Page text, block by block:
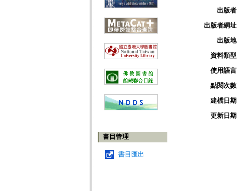
書目管理
書目匯出
出版者
出版者網址
出版地
資料類型
使用語言
點閱次數
建檔日期
更新日期